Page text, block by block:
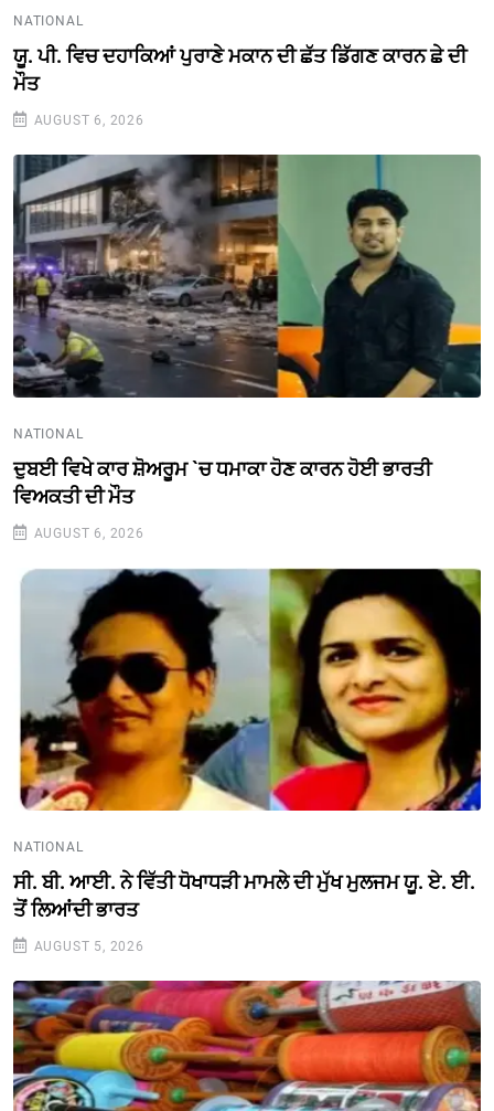
NATIONAL
ਯੂ. ਪੀ. ਵਿਚ ਦਹਾਕਿਆਂ ਪੁਰਾਣੇ ਮਕਾਨ ਦੀ ਛੱਤ ਡਿੱਗਣ ਕਾਰਨ ਛੇ ਦੀ
ਮੌਤ
AUGUST 6, 2026
NATIONAL
ਦੁਬਈ ਵਿਖੇ ਕਾਰ ਸ਼ੋਅਰੂਮ `ਚ ਧਮਾਕਾ ਹੋਣ ਕਾਰਨ ਹੋਈ ਭਾਰਤੀ
ਵਿਅਕਤੀ ਦੀ ਮੌਤ
AUGUST 6, 2026
NATIONAL
ਸੀ. ਬੀ. ਆਈ. ਨੇ ਵਿੱਤੀ ਧੋਖਾਧੜੀ ਮਾਮਲੇ ਦੀ ਮੁੱਖ ਮੁਲਜਮ ਯੂ. ਏ. ਈ.
ਤੋਂ ਲਿਆਂਦੀ ਭਾਰਤ
AUGUST 5, 2026